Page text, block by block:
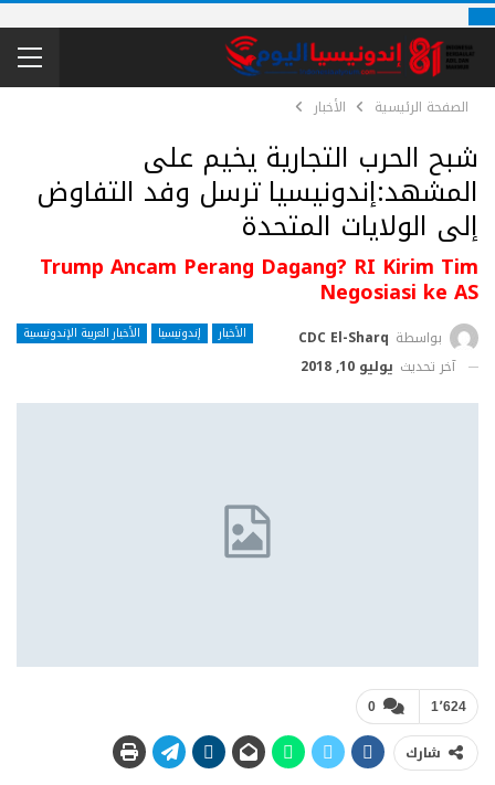
الصفحة الرئيسية الأخبار
شبح الحرب التجارية يخيم على
المشهد:إندونيسيا ترسل وفد التفاوض
إلى الولايات المتحدة
Trump Ancam Perang Dagang? RI Kirim Tim
Negosiasi ke AS
الأخبار إندونيسيا الأخبار العربية الإندونيسية بواسطة CDC El-Sharq
آخر تحديث يوليو 10, 2018
0 1٬624
شارك